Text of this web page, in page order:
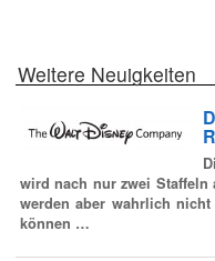
Weitere Neuigkeiten
wird nach nur zwei Staffeln
werden aber wahrlich
können …